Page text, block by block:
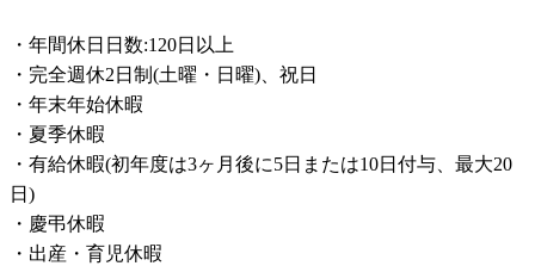
・年間休日日数:120日以上
・完全週休2日制(土曜・日曜)、祝日
・年末年始休暇
・夏季休暇
・有給休暇(初年度は3ヶ月後に5日または10日付与、最大20
日)
・慶弔休暇
・出産・育児休暇